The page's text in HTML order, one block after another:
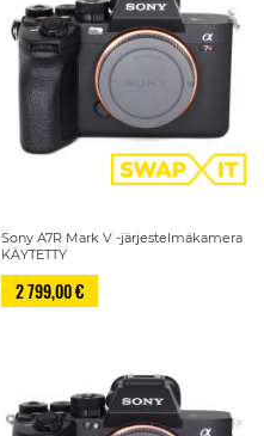
Sony A7R Mark V -järjestelmäkamera
KÄYTETTY
2 799,00 €